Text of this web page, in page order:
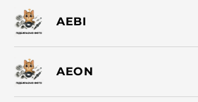
AEBI
AEON